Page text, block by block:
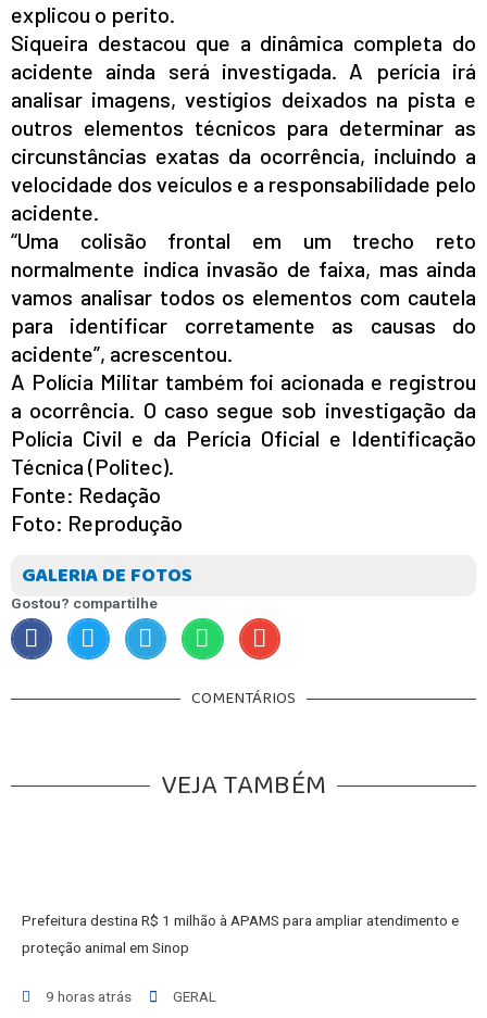
explicou o perito.
Siqueira destacou que a dinâmica completa do
acidente ainda será investigada. A perícia irá
analisar imagens, vestígios deixados na pista e
outros elementos técnicos para determinar as
circunstâncias exatas da ocorrência, incluindo a
velocidade dos veículos e a responsabilidade pelo
acidente.
“Uma colisão frontal em um trecho reto
normalmente indica invasão de faixa, mas ainda
vamos analisar todos os elementos com cautela
para identificar corretamente as causas do
acidente”, acrescentou.
A Polícia Militar também foi acionada e registrou
a ocorrência. O caso segue sob investigação da
Polícia Civil e da Perícia Oficial e Identificação
Técnica (Politec).
Fonte: Redação
Foto: Reprodução
GALERIA DE FOTOS
Gostou? compartilhe
COMENTÁRIOS
VEJA TAMBÉM
Prefeitura destina R$ 1 milhão à APAMS para ampliar atendimento e
proteção animal em Sinop
9 horas atrás GERAL